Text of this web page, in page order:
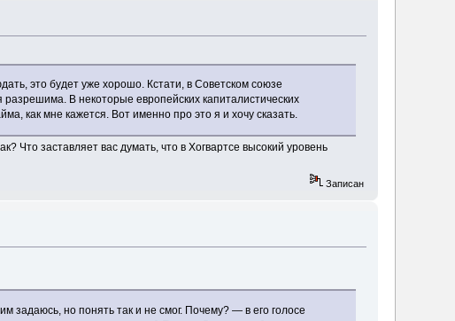
это будет уже хорошо. Кстати, в Советском союзе
В некоторые европейских капиталистических
как мне кажется. Вот именно про это я и хочу сказать.
Что заставляет вас думать, что в Хогвартсе высокий уровень
Записан
но понять так и не смог. Почему? — в его голосе